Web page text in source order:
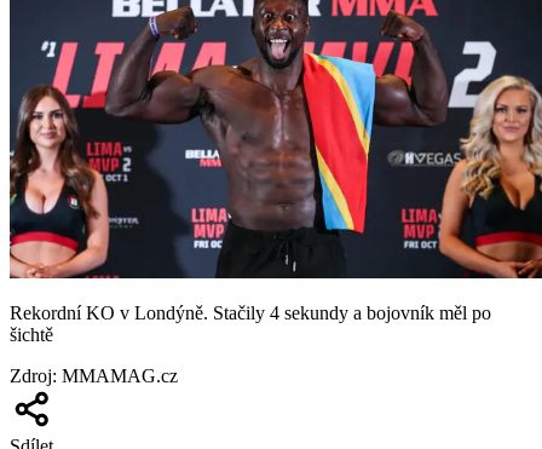
Rekordní KO v Londýně. Stačily 4 sekundy a bojovník měl po
šichtě
Zdroj: MMAMAG.cz